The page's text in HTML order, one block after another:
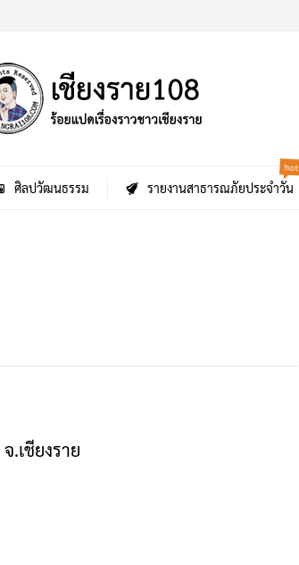
ศิลปวัฒนธรรม รายงานสาธารณภัยประจำวัน
hot
.เชียงราย